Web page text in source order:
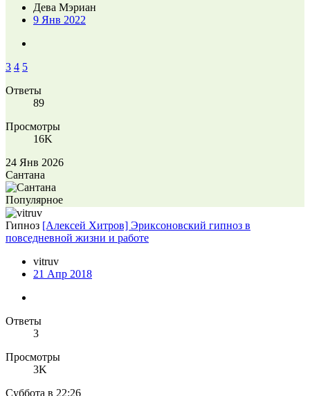
Дева Мэриан
9 Янв 2022
3 4 5
Ответы
89
Просмотры
16K
24 Янв 2026
Сантана
Популярное
Гипноз [Алексей Хитров] Эриксоновский гипноз в
повседневной жизни и работе
vitruv
21 Апр 2018
Ответы
3
Просмотры
3K
Суббота в 22:26